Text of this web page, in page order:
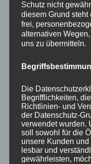
KATEGORIEN
Aktuelle Fakten
Aktuelles vom
Allgemein
Schutz nicht
diesem Grund steht
frei,
alternativen
uns zu übermitteln.
Die
Begrifflichkeiten,
Richtlinien- und
der Datenschutz-
verwendet wurden.
soll sowohl für die
unsere Kunden
lesbar und
gewährleisten,